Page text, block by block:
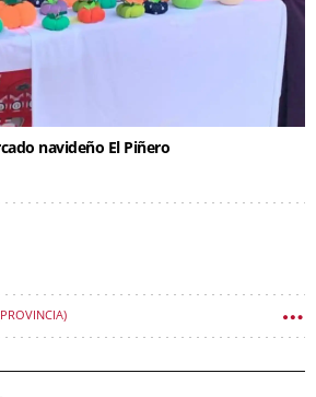
navideño El Piñero